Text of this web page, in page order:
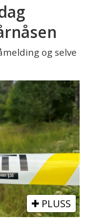
og selve
PLUSS